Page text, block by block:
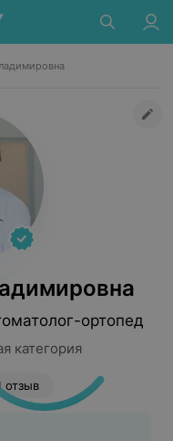
ортопед
категория
отзыв